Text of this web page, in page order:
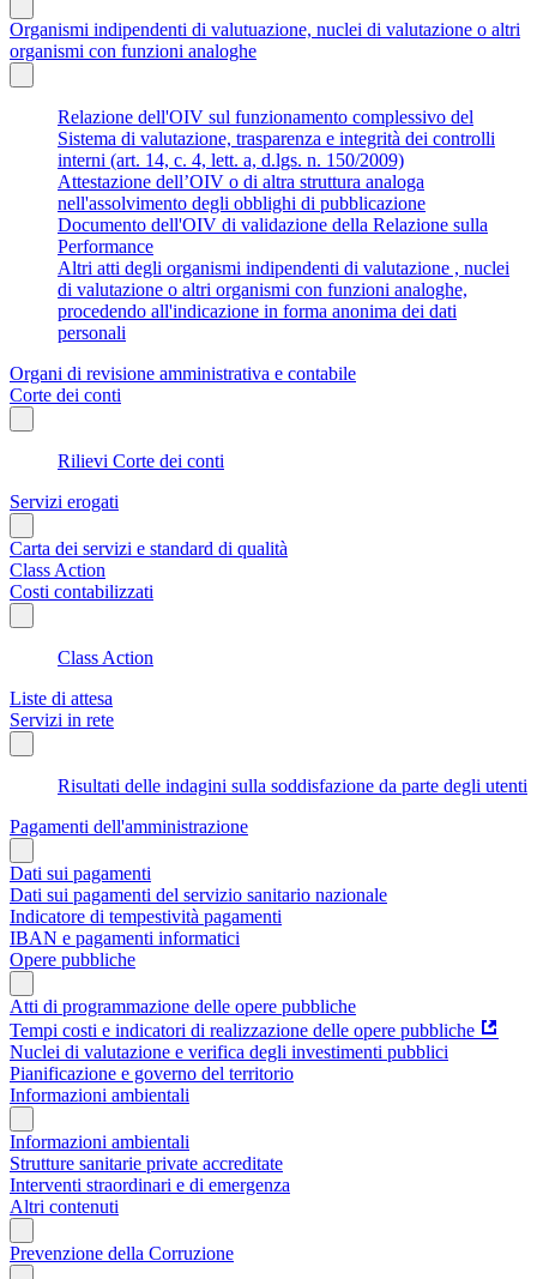
Organismi indipendenti di valutuazione, nuclei di valutazione o altri
organismi con funzioni analoghe
Relazione dell'OIV sul funzionamento complessivo del
Sistema di valutazione, trasparenza e integrità dei controlli
interni (art. 14, c. 4, lett. a, d.lgs. n. 150/2009)
Attestazione dell’OIV o di altra struttura analoga
nell'assolvimento degli obblighi di pubblicazione
Documento dell'OIV di validazione della Relazione sulla
Performance
Altri atti degli organismi indipendenti di valutazione , nuclei
di valutazione o altri organismi con funzioni analoghe,
procedendo all'indicazione in forma anonima dei dati
personali
Organi di revisione amministrativa e contabile
Corte dei conti
Rilievi Corte dei conti
Servizi erogati
Carta dei servizi e standard di qualità
Class Action
Costi contabilizzati
Class Action
Liste di attesa
Servizi in rete
Risultati delle indagini sulla soddisfazione da parte degli utenti
Pagamenti dell'amministrazione
Dati sui pagamenti
Dati sui pagamenti del servizio sanitario nazionale
Indicatore di tempestività pagamenti
IBAN e pagamenti informatici
Opere pubbliche
Atti di programmazione delle opere pubbliche
Tempi costi e indicatori di realizzazione delle opere pubbliche
Nuclei di valutazione e verifica degli investimenti pubblici
Pianificazione e governo del territorio
Informazioni ambientali
Informazioni ambientali
Strutture sanitarie private accreditate
Interventi straordinari e di emergenza
Altri contenuti
Prevenzione della Corruzione